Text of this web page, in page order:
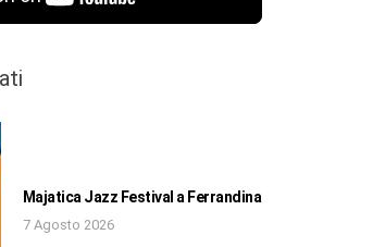
Majatica Jazz Festival a Ferrandina
7 Agosto 2026